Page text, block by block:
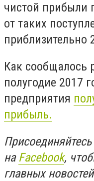
чистой прибыли
от таких
приблизительно
Как сообщалось
полугодие 2017
предприятия
прибыль.
на Facebook,
главных